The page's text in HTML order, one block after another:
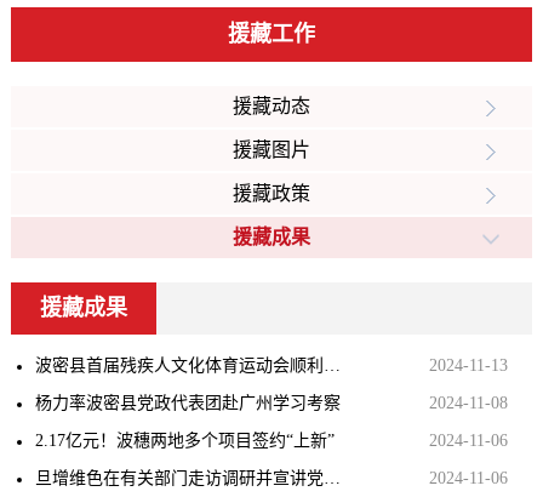
援藏工作
援藏动态
援藏图片
援藏政策
援藏成果
援藏成果
波密县首届残疾人文化体育运动会顺利开幕 2024-11-13
杨力率波密县党政代表团赴广州学习考察 2024-11-08
2.17亿元！波穗两地多个项目签约“上新” 2024-11-06
旦增维色在有关部门走访调研并宣讲党的二十届三中全会精神 2024-11-06